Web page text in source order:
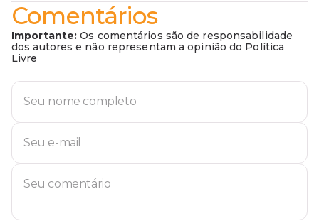
Comentários
Importante: Os comentários são de responsabilidade
dos autores e não representam a opinião do Política
Livre